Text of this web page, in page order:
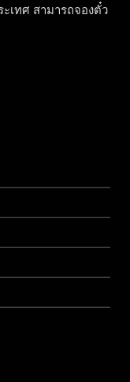
เทศ สามารถจองตั๋ว